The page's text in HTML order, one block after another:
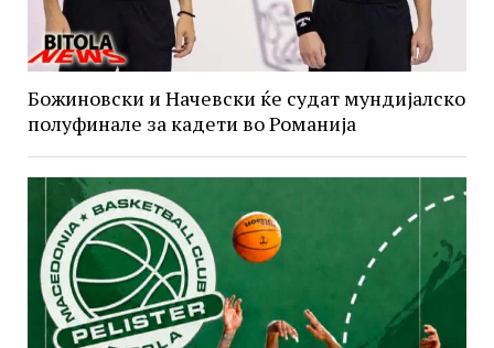
Божиновски и Начевски ќе судат мундијалско
полуфинале за кадети во Романија